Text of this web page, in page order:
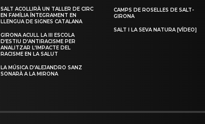
SALT ACOLLIRÀ UN TALLER DE CIRC
EN FAMÍLIA ÍNTEGRAMENT EN
LLENGUA DE SIGNES CATALANA
GIRONA ACULL LA III ESCOLA
D’ESTIU D’ANTIRACISME PER
ANALITZAR L’IMPACTE DEL
RACISME EN LA SALUT
LA MÚSICA D’ALEJANDRO SANZ
SONARÀ A LA MIRONA
CAMPS DE ROSELLES DE SALT-
GIRONA
SALT I LA SEVA NATURA [VÍDEO]